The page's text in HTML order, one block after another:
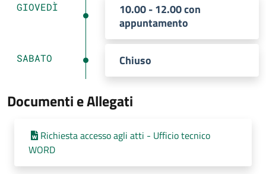
GIOVEDÌ
10.00 - 12.00 con
appuntamento
SABATO Chiuso
Documenti e Allegati
Richiesta accesso agli atti - Ufficio tecnico
WORD